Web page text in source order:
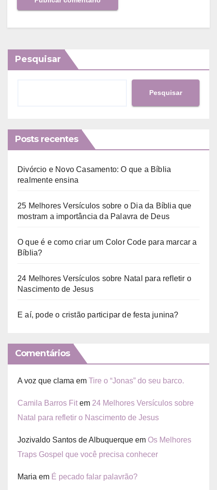
Pesquisar
Pesquisar
Posts recentes
Divórcio e Novo Casamento: O que a Bíblia
realmente ensina
25 Melhores Versículos sobre o Dia da Bíblia que
mostram a importância da Palavra de Deus
O que é e como criar um Color Code para marcar a
Bíblia?
24 Melhores Versículos sobre Natal para refletir o
Nascimento de Jesus
E aí, pode o cristão participar de festa junina?
Comentários
A voz que clama em Tire o “Jonas” do seu barco.
Camila Barros Fit em 24 Melhores Versículos sobre
Natal para refletir o Nascimento de Jesus
Jozivaldo Santos de Albuquerque em Os Melhores
Traps Gospel que você precisa conhecer
Maria em É pecado falar palavrão?